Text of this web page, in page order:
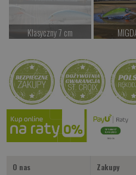
Klasyczny 7 cm
Kup teraz > Kup
Kwiski Foxinus
od 47.00 PLN
Kup teraz >
O nas
Zakupy